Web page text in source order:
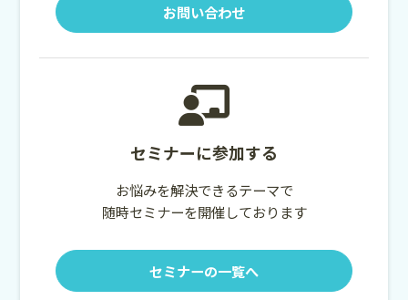
お問い合わせ
セミナーに参加する
お悩みを解決できるテーマで
随時セミナーを開催しております
セミナーの一覧へ